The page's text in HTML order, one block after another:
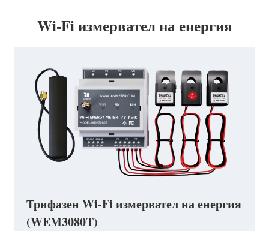
Wi-Fi измервател на енергия
Трифазен Wi-Fi измервател на енергия
(WEM3080T)